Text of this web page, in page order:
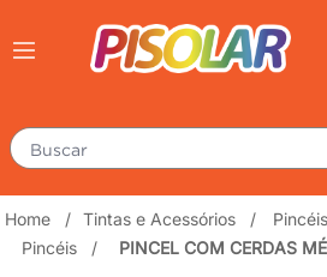
Buscar
Tintas e Acessórios
Pincéis
PINCEL COM CERDAS
TERMOS MAIS BUSCADOS
1º piso